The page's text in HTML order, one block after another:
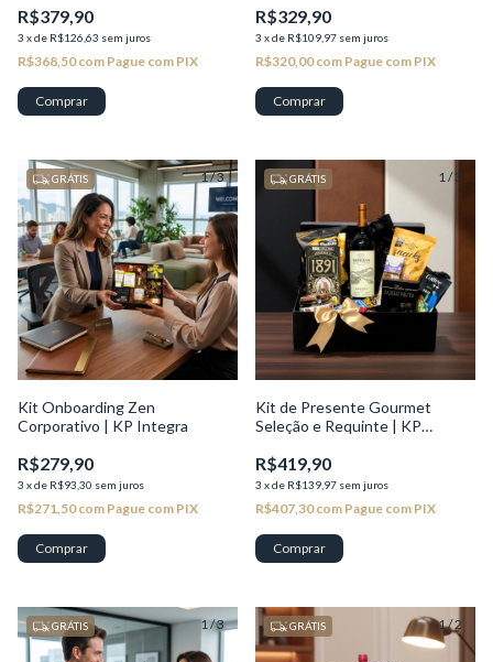
R$379,90
3 xde R$126,63 sem juros
R$368,50com Pague com PIX
R$329,90
3 xde R$109,97 sem juros
R$320,00com Pague com PIX
1/3
GRÁTIS
Kit Onboarding Zen
Corporativo | KP Integra
R$279,90
3 xde R$93,30 sem juros
R$271,50com Pague com PIX
1/3
GRÁTIS
Kit de Presente Gourmet
Seleção e Requinte | KP
R$419,90
3 xde R$139,97 sem juros
R$407,30com Pague com PIX
1/3
GRÁTIS 1/2
GRÁTIS